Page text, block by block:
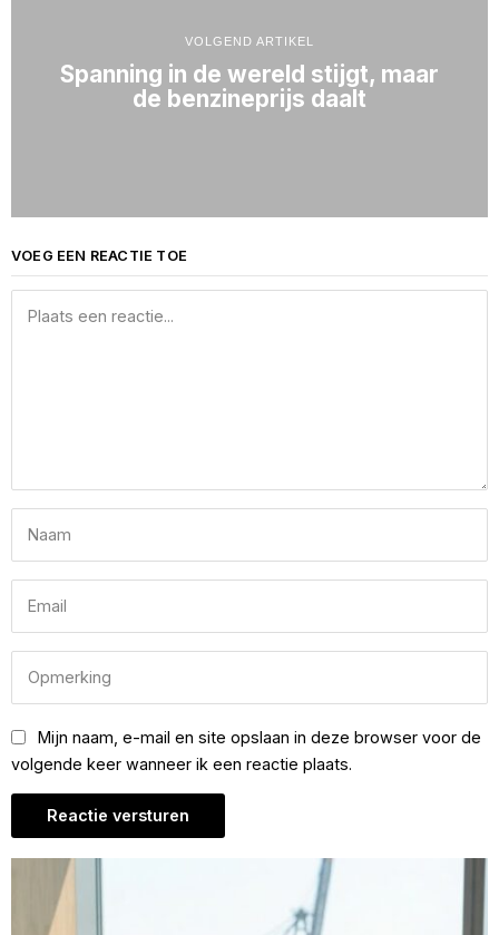
VOLGEND ARTIKEL
Spanning in de wereld stijgt, maar
de benzineprijs daalt
VOEG EEN REACTIE TOE
Mijn naam, e-mail en site opslaan in deze browser voor de
volgende keer wanneer ik een reactie plaats.